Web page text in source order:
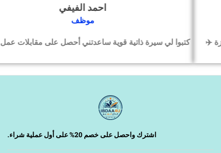
احمد الفيفي
كتبوا لي سيرة ذاتية قوية ساعدتني أحصل على مقابلات عمل بسرعة
اشترك واحصل على خصم 20% على أول عملية شراء.
‹